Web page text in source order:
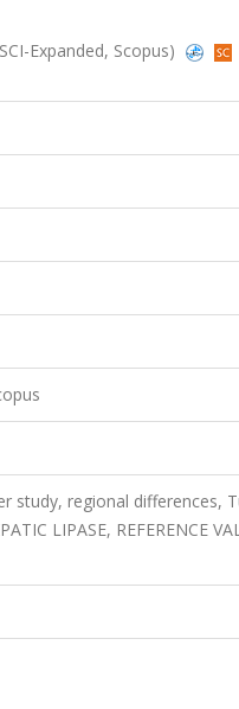
Expanded, Scopus)
study, regional differences,
LIPASE, REFERENCE